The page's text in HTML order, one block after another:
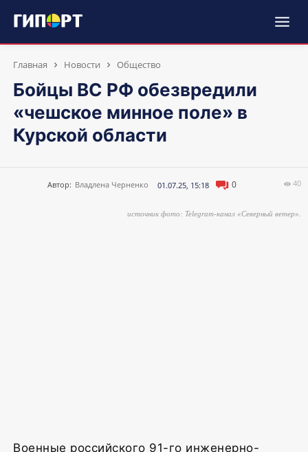
Главная Новости Общество
Бойцы ВС РФ обезвредили
«чешское минное поле» в
Курской области
Автор: Владлена Черненко 01.07.25, 15:18 0 40
источник фото: Telegram-канал «Северный ветер».
Военные российского 91-го инженерно-